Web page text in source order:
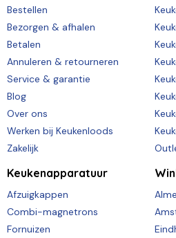
Bestellen
Bezorgen & afhalen
Betalen
Annuleren & retourneren
Service & garantie
Blog
Over ons
Werken bij Keukenloods
Zakelijk
Keukenapparatuur
Afzuigkappen
Combi-magnetrons
Fornuizen